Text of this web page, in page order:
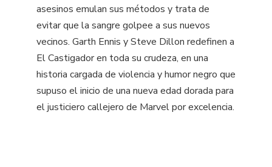
asesinos emulan sus métodos y trata de
evitar que la sangre golpee a sus nuevos
vecinos. Garth Ennis y Steve Dillon redefinen a
El Castigador en toda su crudeza, en una
historia cargada de violencia y humor negro que
supuso el inicio de una nueva edad dorada para
el justiciero callejero de Marvel por excelencia.